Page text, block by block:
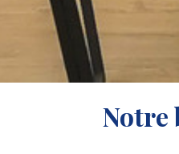
Notre